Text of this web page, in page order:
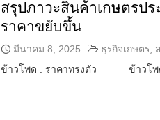
สรุปภาวะสินค้าเกษตรป
ราคาขยับขึ้น
มีนาคม 8, 2025 ธุรกิจเกษตร,
ข้าวโพด : ราคาทรงตัว ข้าวโพด